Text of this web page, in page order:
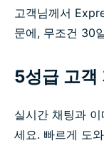
고객님께서
문에, 무조건 30
5성급 고객
실시간 채팅과
세요. 빠르게 도